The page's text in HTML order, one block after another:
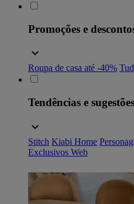
Promoções e
Roupa de casa até -40%
Tendências e sugestões
Stitch Kiabi Home
Exclusivos Web